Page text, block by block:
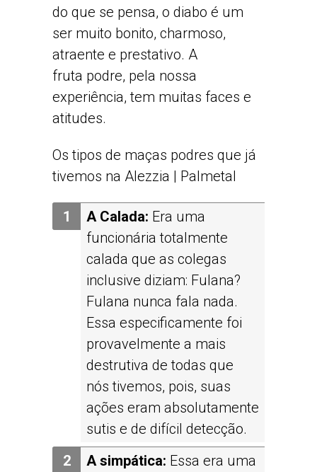
do que se pensa, o diabo é um
ser muito bonito, charmoso,
atraente e prestativo. A
fruta podre, pela nossa
experiência, tem muitas faces e
atitudes.
Os tipos de maças podres que já
tivemos na Alezzia | Palmetal
A Calada: Era uma
funcionária totalmente
calada que as colegas
inclusive diziam: Fulana?
Fulana nunca fala nada.
Essa especificamente foi
provavelmente a mais
destrutiva de todas que
nós tivemos, pois, suas
ações eram absolutamente
sutis e de difícil detecção.
A simpática: Essa era uma